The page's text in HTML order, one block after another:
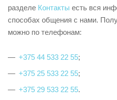
разделе Контакты есть вся
способах общения с нами.
можно по телефонам:
+375 44 533 22 55;
+375 25 533 22 55;
+375 29 533 22 55.